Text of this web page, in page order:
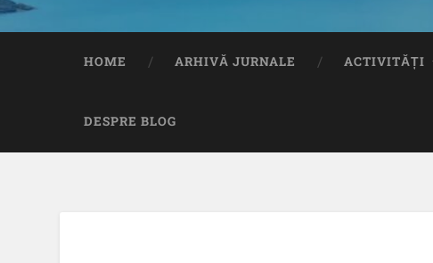
HOME ARHIVĂ JURNALE ACTIVITĂȚI
DESPRE BLOG